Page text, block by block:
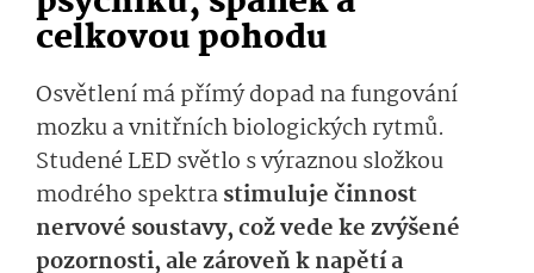
celkovou pohodu
Osvětlení má přímý dopad na fungování
mozku a vnitřních biologických rytmů.
Studené LED světlo s výraznou složkou
modrého spektrastimuluje činnost
nervové soustavy, což vede ke zvýšené
pozornosti, ale zároveň k napětí a